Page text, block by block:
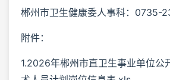
郴州市卫生健康委人事科：0735-
附件：
1.2026年郴州市直卫生事业单位公